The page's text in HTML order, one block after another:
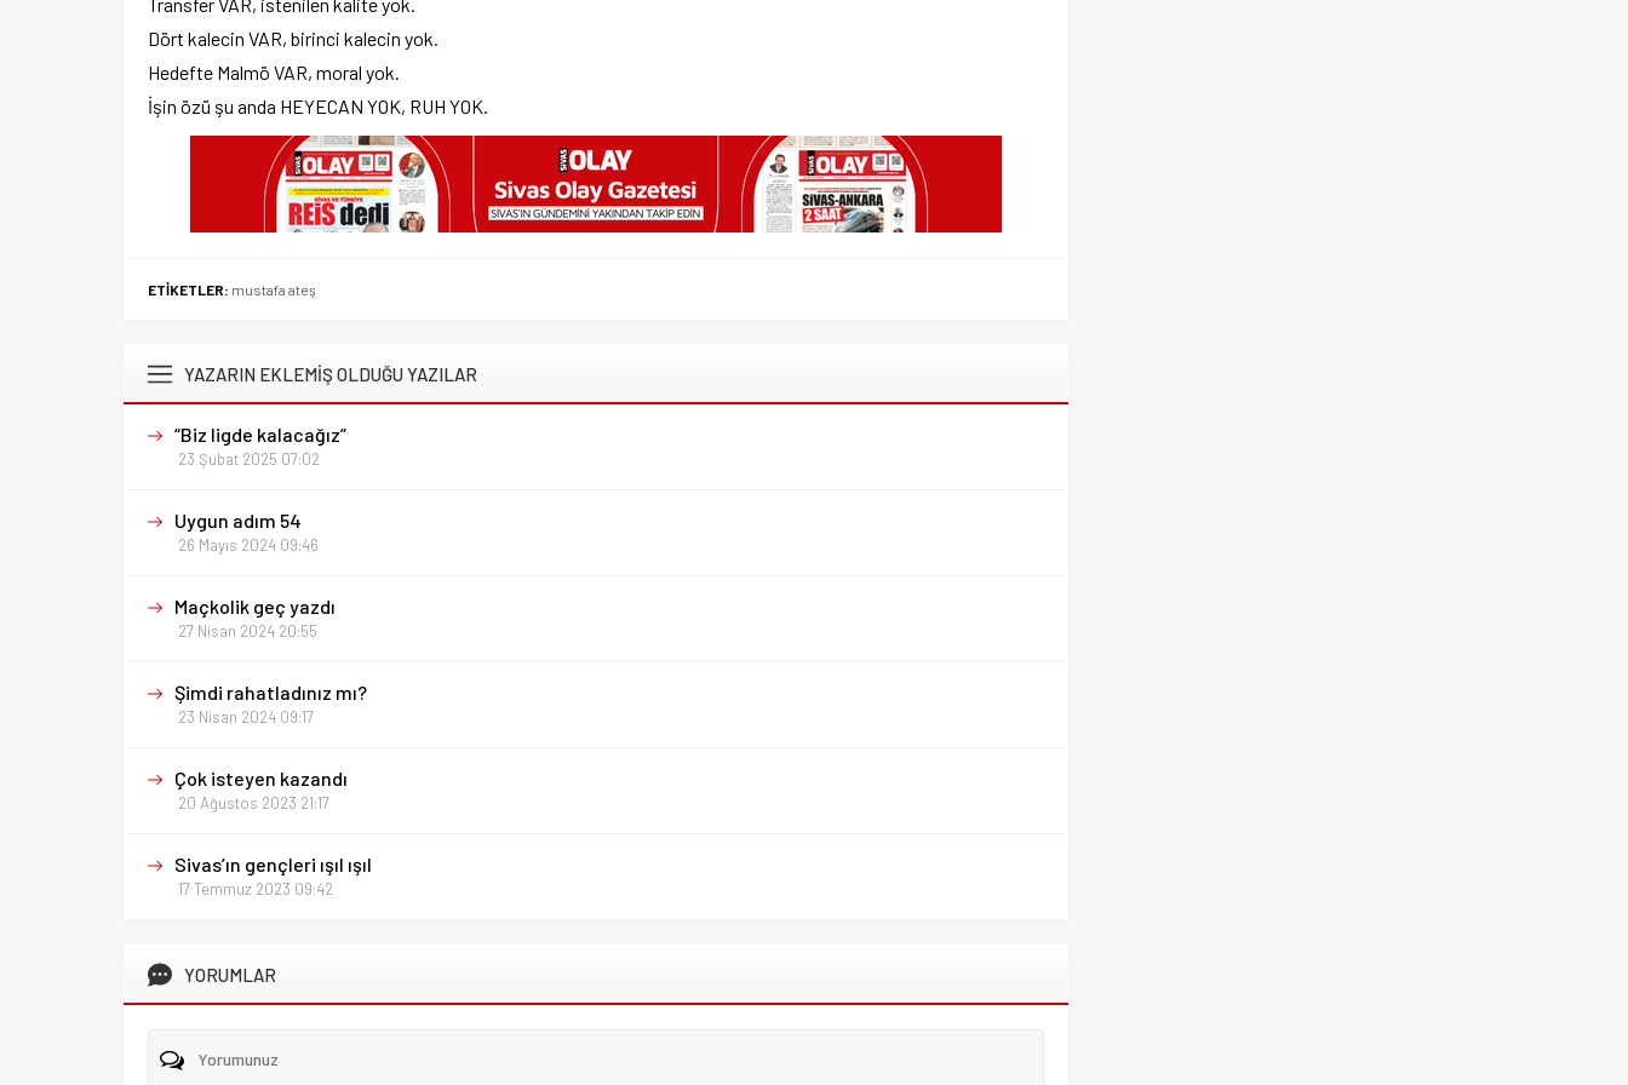
Dört kalecin VAR, birinci kalecin yok.
Hedefte Malmö VAR, moral yok.
İşin özü şu anda HEYECAN YOK, RUH YOK.
ETİKETLER: mustafa ateş
YAZARIN EKLEMİŞ OLDUĞU YAZILAR
“Biz ligde kalacağız”
23 Şubat 2025 07:02
Uygun adım 54
26 Mayıs 2024 09:46
Maçkolik geç yazdı
27 Nisan 2024 20:55
Şimdi rahatladınız mı?
23 Nisan 2024 09:17
Çok isteyen kazandı
20 Ağustos 2023 21:17
Sivas’ın gençleri ışıl ışıl
17 Temmuz 2023 09:42
YORUMLAR